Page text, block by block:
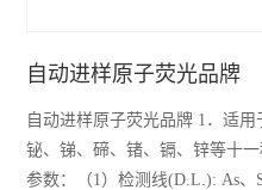
自动进样原子荧光品牌
自动进样原子荧光品牌 1．适用于样品中砷、汞、硒、锡、铅、
铋、锑、碲、锗、镉、锌等十
参数：（1）检测线(D.L.): As、